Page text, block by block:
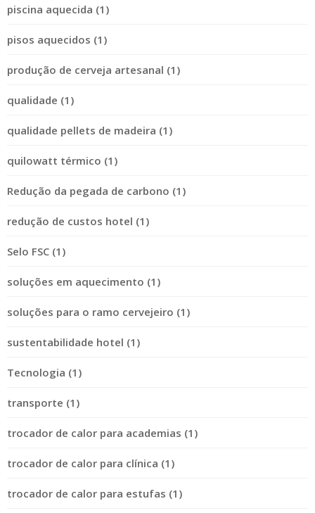
piscina aquecida (1)
pisos aquecidos (1)
produção de cerveja artesanal (1)
qualidade (1)
qualidade pellets de madeira (1)
quilowatt térmico (1)
Redução da pegada de carbono (1)
redução de custos hotel (1)
Selo FSC (1)
soluções em aquecimento (1)
soluções para o ramo cervejeiro (1)
sustentabilidade hotel (1)
Tecnologia (1)
transporte (1)
trocador de calor para academias (1)
trocador de calor para clínica (1)
trocador de calor para estufas (1)